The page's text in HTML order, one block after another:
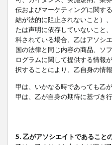
伝およびマーケティングに関す
結が法的に阻止されないこと）
たは声明に依存していないこと
科されている場合、乙はアソシ
国の法律と同じ内容の商品、ソ
ログラムに関して提供する情報
択することにより、乙自身の情
甲は、いかなる時であっても乙
甲は、乙が自身の期待に基づき
5. 乙がアソシエイトであること